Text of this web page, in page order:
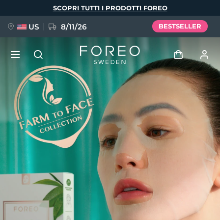
SCOPRI TUTTI I PRODOTTI FOREO
US 8/11/26 BESTSELLER
Accedi
Profilo utente
I miei dispositivi
I miei ordini
I miei indirizzi
I miei abbonamenti
NUOVO
FAQ™ Pure Beauty-Tech Elixir
BREAKING NEWS
issa™ Teeth Whitening Set
Lingua
English Deutsch
Español
Italiano
Português
Svenska
Русский
Türkçe
简体中文 繁體中文